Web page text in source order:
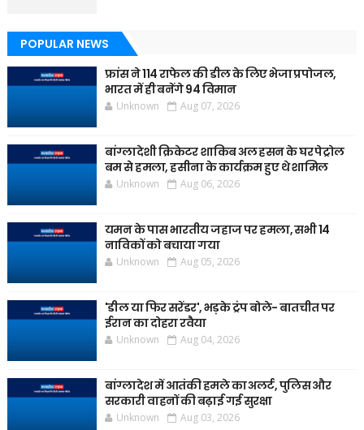
POPULAR NEWS
फ्रांस ने 114 राफेल की डील के लिए भेजा प्रपोजल,
भारत में ही बनेंगे 94 विमान
Unknown Aug 07, 2026
बांग्लादेशी क्रिकेटर शाकिब अल हसन के घर पेट्रोल
बम से हमला, हसीना के कार्यक्रम हुए थे शामिल
Unknown Aug 06, 2026
यमन के पास भारतीय जहाज पर हमला, सभी 14
नाविकों को बचाया गया
Unknown Aug 05, 2026
'डील या फिर सरेंडर', भड़के ट्रंप बोले- बातचीत पर
ईरान का दोहरा रवैया
Unknown Aug 04, 2026
बांग्लादेश में आतंकी हमले का अलर्ट, पुलिस और
सरकारी वाहनों की बढ़ाई गई सुरक्षा
Unknown Aug 03, 2026